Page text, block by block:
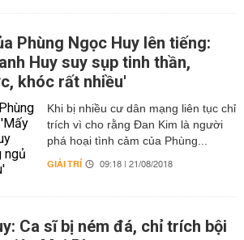
Phùng Ngọc Huy lên tiếng:
Huy suy sụp tinh thần,
khóc rất nhiều'
Khi bị nhiều cư dân mạng liên tục chỉ
trích vì cho rằng Đan Kim là người
phá hoại tình cảm của Phùng...
GIẢI TRÍ 09:18 | 21/08/2018
Ca sĩ bị ném đá, chỉ trích bội